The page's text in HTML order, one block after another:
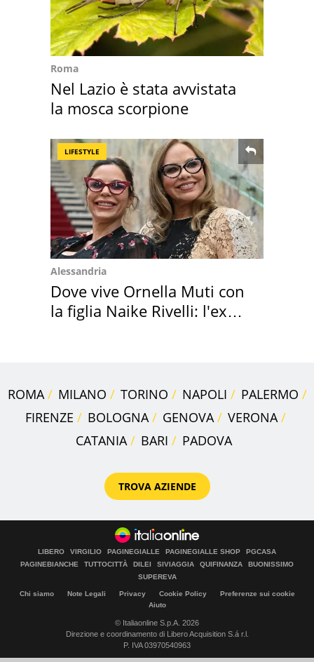
Roma
Nel Lazio è stata avvistata
la mosca scorpione
LIFESTYLE
Alessandria
Dove vive Ornella Muti con
la figlia Naike Rivelli: l'ex
ROMA MILANO TORINO NAPOLI
PALERMO
FIRENZE
BOLOGNA GENOVA
VERONA
CATANIA
BARI PADOVA
TROVA AZIENDE
LIBERO VIRGILIO PAGINEGIALLE PAGINEGIALLE SHOP
PGCASA
PAGINEBIANCHE
TUTTOCITTÀ DILEI SIVIAGGIA QUIFINANZA
BUONISSIMO
SUPEREVA
Chi siamo Note Legali Privacy Cookie Policy
Preferenze sui cookie
Aiuto
© Italiaonline S.p.A. 2026
Direzione e coordinamento di Libero Acquisition S.á r.l.
P. IVA 03970540963